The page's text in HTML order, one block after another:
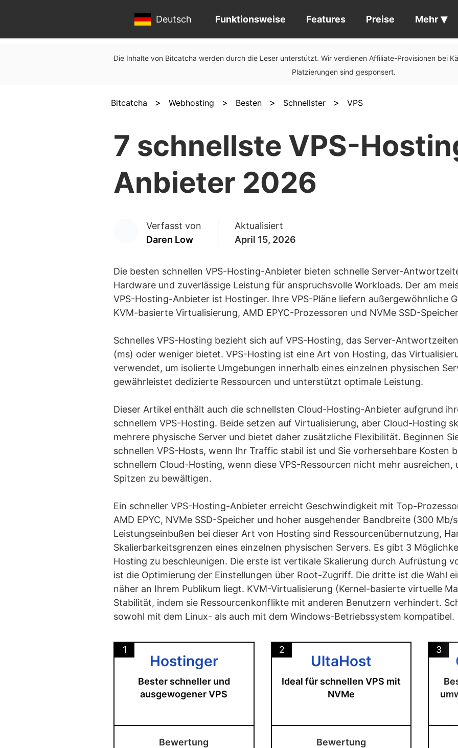
Deutsch Funktionsweise Features Preise Mehr
Die Inhalte von Bitcatcha werden durch die Leser unterstützt. Wir verdienen Affiliate-Provisionen bei
Platzierungen sind gesponsert.
Bitcatcha > Webhosting > Besten > Schnellster > VPS
7 schnellste VPS-
Anbieter 2026
Verfasst von
Daren Low
Aktualisiert
April 15, 2026
Die besten schnellen VPS-Hosting-Anbieter bieten schnelle Server-
Hardware und zuverlässige Leistung für anspruchsvolle Workloads. Der am
VPS-Hosting-Anbieter ist Hostinger. Ihre VPS-Pläne liefern außergewöhnliche
KVM-basierte Virtualisierung, AMD EPYC-Prozessoren und NVMe SSD-
Schnelles VPS-Hosting bezieht sich auf VPS-Hosting, das Server-
(ms) oder weniger bietet. VPS-Hosting ist eine Art von Hosting, das
verwendet, um isolierte Umgebungen innerhalb eines einzelnen physischen
gewährleistet dedizierte Ressourcen und unterstützt optimale Leistung.
Dieser Artikel enthält auch die schnellsten Cloud-Hosting-Anbieter aufgrund
schnellem VPS-Hosting. Beide setzen auf Virtualisierung, aber Cloud-Hosting
mehrere physische Server und bietet daher zusätzliche Flexibilität. Beginnen
schnellen VPS-Hosts, wenn Ihr Traffic stabil ist und Sie vorhersehbare Kosten
schnellem Cloud-Hosting, wenn diese VPS-Ressourcen nicht mehr
Spitzen zu bewältigen.
Ein schneller VPS-Hosting-Anbieter erreicht Geschwindigkeit mit Top-
AMD EPYC, NVMe SSD-Speicher und hoher ausgehender Bandbreite (300 Mb/
Leistungseinbußen bei dieser Art von Hosting sind Ressourcenübernutzung,
Skalierbarkeitsgrenzen eines einzelnen physischen Servers. Es gibt 3
Hosting zu beschleunigen. Die erste ist vertikale Skalierung durch Aufrüstung
ist die Optimierung der Einstellungen über Root-Zugriff. Die dritte ist die Wahl
näher an Ihrem Publikum liegt. KVM-Virtualisierung (Kernel-basierte virtuelle
Stabilität, indem sie Ressourcenkonflikte mit anderen Benutzern verhindert.
sowohl mit dem Linux- als auch mit dem Windows-Betriebssystem kompatibel.
1
Hostinger
Bester schneller und
ausgewogener VPS
Bewertung
2
UltaHost
Ideal für schnellen VPS mit
NVMe
Bewertung
3